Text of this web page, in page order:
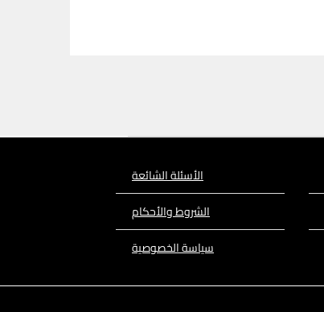
الأسئلة الشائعة
الشروط والأحكام
سياسة الخصوصية